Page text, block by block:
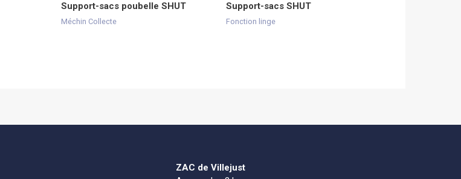
Support-sacs poubelle SHUT
Méchin Collecte
Support-sacs SHUT
Fonction linge
ZAC de Villejust